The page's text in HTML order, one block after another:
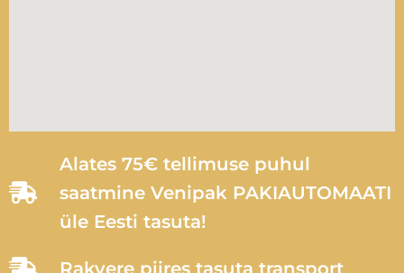
Alates 75€ tellimuse puhul
saatmine Venipak PAKIAUTOMAATI
üle Eesti tasuta!
Rakvere piires tasuta transport